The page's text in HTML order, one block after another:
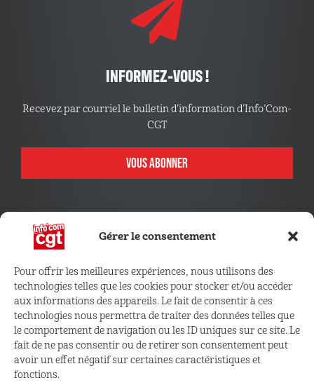
Gérer le consentement
Pour offrir les meilleures expériences, nous utilisons des
technologies telles que les cookies pour stocker et/ou accéder
aux informations des appareils. Le fait de consentir à ces
technologies nous permettra de traiter des données telles que
le comportement de navigation ou les ID uniques sur ce site. Le
fait de ne pas consentir ou de retirer son consentement peut
avoir un effet négatif sur certaines caractéristiques et
fonctions.
INFORMEZ-VOUS !
Recevez par courriel le bulletin d’information d’Info’Com-
CGT
VOUS ABONNER
CONNECTEZ VOUS !
Retrouvez les outils, infos et services qui vous sont
réservés